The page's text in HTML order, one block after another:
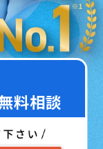
料相談